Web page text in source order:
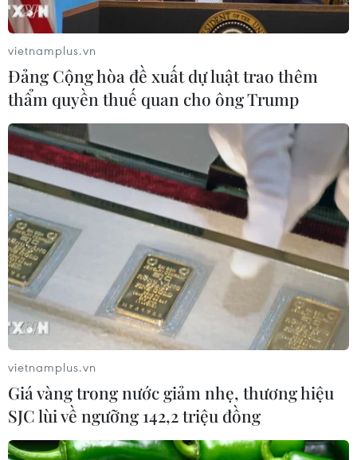
nước ngoài hiểu rõ hơn về đất nước.
Sôi nổi Ngày hội gia đình của cộng đồng
người Việt Nam tại Bỉ
Cầm trên tay chiếc đèn lồng, Hélène Ngọc Tiên với
giọng tiếng Việt chưa thực sự tròn vành, nói rằng em
muốn bố mẹ cho tham dự nhiều lễ hội Việt Nam để
được gặp các bạn bè và biết nhiều trò vui.
vietnamplus.vn
Đảng Cộng hòa đề xuất dự luật trao thêm
thẩm quyền thuế quan cho ông Trump
vietnamplus.vn
Giá vàng trong nước giảm nhẹ, thương hiệu
SJC lùi về ngưỡng 142,2 triệu đồng